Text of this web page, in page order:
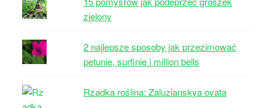
zielony
2 najlepsze sposoby jak przezimować
petunie, surfinie i million bells
Rzadka roślina: Zaluzianskya ovata